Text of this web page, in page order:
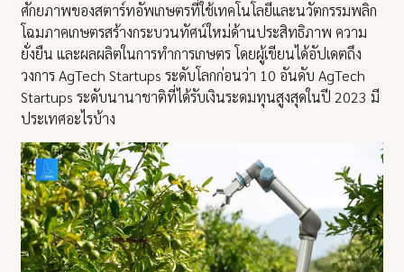
ศักยภาพของสตาร์ทอัพเกษตรที่ใช้เทคโนโลยีและนวัตกรรมพลิก
โฉมภาคเกษตรสร้างกระบวนทัศน์ใหม่ด้านประสิทธิภาพ ความ
ยั่งยืน และผลผลิตในการทำการเกษตร โดยผู้เขียนได้อัปเดตถึง
วงการ AgTech Startups ระดับโลกก่อนว่า 10 อันดับ AgTech
Startups ระดับนานาชาติที่ได้รับเงินระดมทุนสูงสุดในปี 2023 มี
ประเทศอะไรบ้าง